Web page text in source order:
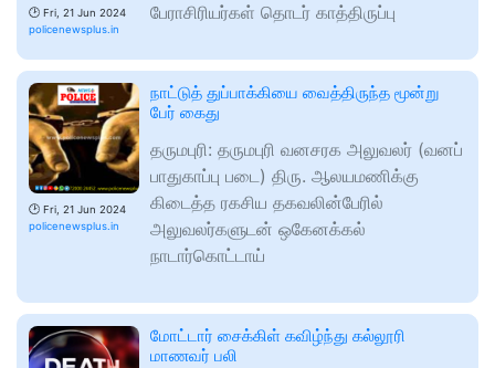
🕑 Fri, 21 Jun 2024
policenewsplus.in
பேராசிரியர்கள் தொடர் காத்திருப்பு
🕑 Fri, 21 Jun 2024
policenewsplus.in
நாட்டுத் துப்பாக்கியை வைத்திருந்த மூன்று
பேர் கைது
தருமபுரி: தருமபுரி வனசரக அலுவலர் (வனப்
பாதுகாப்பு படை) திரு. ஆலயமணிக்கு
கிடைத்த ரகசிய தகவலின்பேரில்
அலுவலர்களுடன் ஒகேனக்கல்
நாடார்கொட்டாய்
மோட்டார் சைக்கிள் கவிழ்ந்து கல்லூரி
மாணவர் பலி